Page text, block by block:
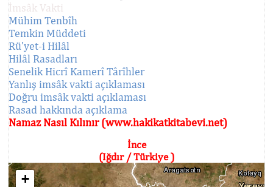
İmsâk Vakti
Mühim Tenbîh
Temkin Müddeti
Rü'yet-i Hilâl
Hilâl Rasadları
Senelik Hicrî Kamerî Târîhler
Yanlış imsâk vakti açıklaması
Doğru imsâk vakti açıklaması
Rasad hakkında açıklama
Namaz Nasıl Kılınır (www.hakikatkitabevi.net)
İnce
(Iğdır / Türkiye )
+